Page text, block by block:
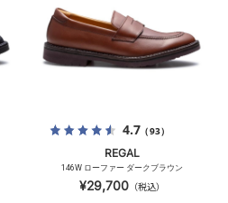
4.7（93）
REGAL
146W ローファー ダークブラウン
¥29,700（税込）